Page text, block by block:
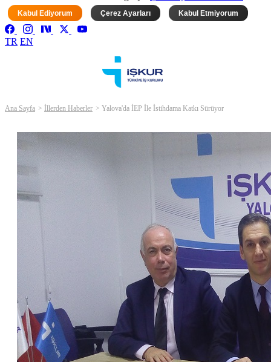
Kabul Ediyorum Çerez Ayarları Kabul Etmiyorum
TR EN
Ana Sayfa İllerden Haberler Yalova'da İEP İle İstihdama Katkı Sürüyor